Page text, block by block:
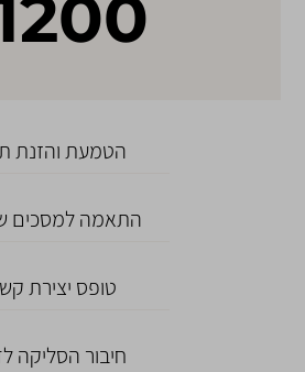
הטמעת והזנת
התאמה למסכים
טופס יצירת
חיבור הסליקה